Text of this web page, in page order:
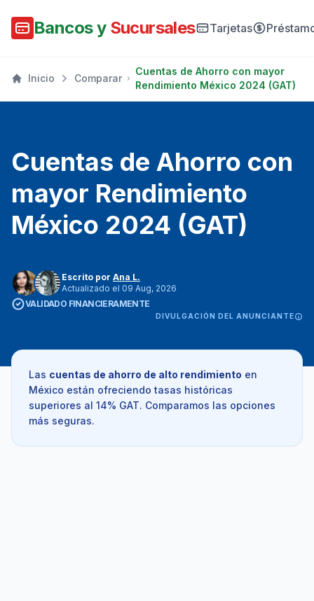
Bancos y Sucursales Tarjetas
Inicio Comparar
Cuentas de Ahorro con mayor
Rendimiento México 2024 (GAT)
Cuentas de Ahorro con
mayor Rendimiento
México 2024 (GAT)
Escrito por Ana L.
Actualizado el 09 Aug, 2026
VALIDADO FINANCIERAMENTE
DIVULGACIÓN DEL ANUNCIANTE
Las cuentas de ahorro de alto rendimiento en
México están ofreciendo tasas históricas
superiores al 14% GAT. Comparamos las opciones
más seguras.